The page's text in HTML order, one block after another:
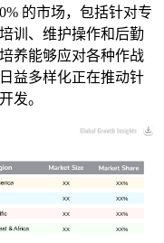
的市场，包括针对专
训、维护操作和后勤
养能够应对各种作战
益多样化正在推动针
发。
XX%
XX
XX%
XX
XX%
XX
XX%
XX